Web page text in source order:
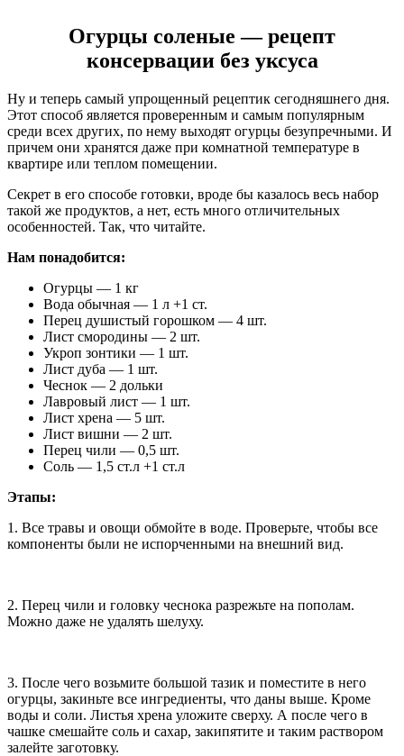
Огурцы соленые — рецепт
консервации без уксуса
Ну и теперь самый упрощенный рецептик сегодняшнего дня.
Этот способ является проверенным и самым популярным
среди всех других, по нему выходят огурцы безупречными. И
причем они хранятся даже при комнатной температуре в
квартире или теплом помещении.
Секрет в его способе готовки, вроде бы казалось весь набор
такой же продуктов, а нет, есть много отличительных
особенностей. Так, что читайте.
Нам понадобится:
Огурцы — 1 кг
Вода обычная — 1 л +1 ст.
Перец душистый горошком — 4 шт.
Лист смородины — 2 шт.
Укроп зонтики — 1 шт.
Лист дуба — 1 шт.
Чеснок — 2 дольки
Лавровый лист — 1 шт.
Лист хрена — 5 шт.
Лист вишни — 2 шт.
Перец чили — 0,5 шт.
Соль — 1,5 ст.л +1 ст.л
Этапы:
1. Все травы и овощи обмойте в воде. Проверьте, чтобы все
компоненты были не испорченными на внешний вид.
2. Перец чили и головку чеснока разрежьте на пополам.
Можно даже не удалять шелуху.
3. После чего возьмите большой тазик и поместите в него
огурцы, закиньте все ингредиенты, что даны выше. Кроме
воды и соли. Листья хрена уложите сверху. А после чего в
чашке смешайте соль и сахар, закипятите и таким раствором
залейте заготовку.